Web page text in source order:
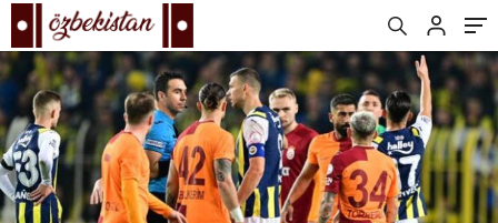
Galatasaray